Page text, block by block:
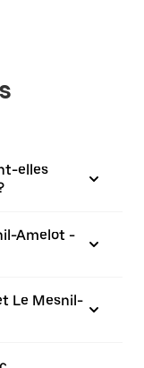
elles
Amelot -
Le Mesnil-